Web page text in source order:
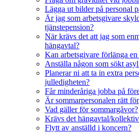
Lägga ut bilder på personal
Är jag som arbetsgivare
tjänstepension?
När krävs det att jag som
hängavtal?
Kan arbetsgivare förlänga
Anställa någon som sökt
Planerar ni att ta in extra
julledigheten?
Får minderåriga jobba på
Är sommarpersonalen rätt
Vad gäller för sommargåvor?
Krävs det hängavtal/
Flytt av anställd i koncern?